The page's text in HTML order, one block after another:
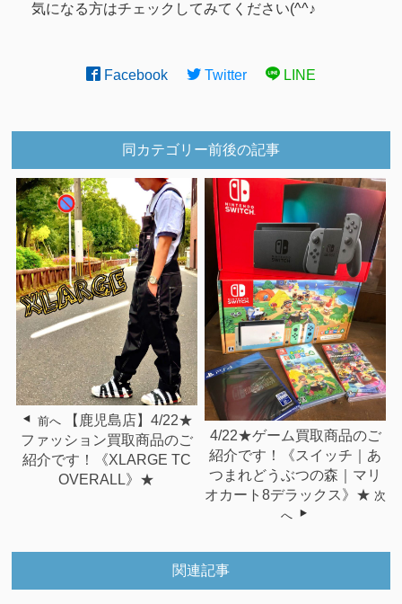
気になる方はチェックしてみてください(^^♪
Facebook Twitter LINE
同カテゴリー前後の記事
前へ
【鹿児島店】4/22★
ファッション買取商品のご
紹介です！《XLARGE TC
OVERALL》★
4/22★ゲーム買取商品のご
紹介です！《スイッチ｜あ
つまれどうぶつの森｜マリ
オカート8デラックス》★ 次
へ
関連記事